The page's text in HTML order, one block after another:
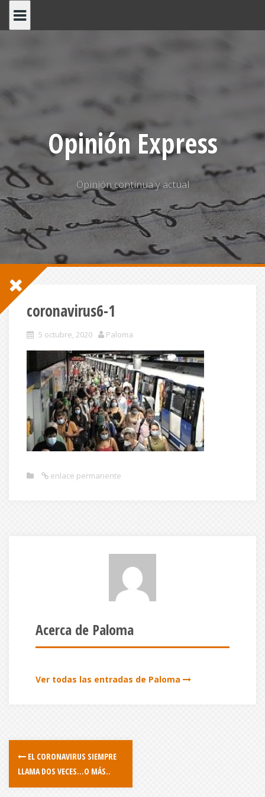
Opinión Express
Opinión continua y actual
coronavirus6-1
5 octubre, 2020 Paloma
enlace permanente
Acerca de Paloma
Ver todas las entradas de Paloma
EL CORONAVIRUS SIEMPRE
LLAMA DOS VECES…O MÁS..